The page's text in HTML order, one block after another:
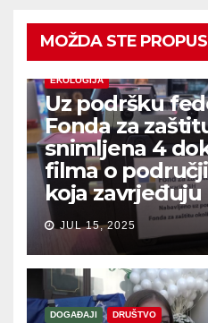
MOŽDA STE
EKOLOGIJA
Uz podršku
Fonda za
snimljena 4
filma o
koja
JUL 15, 2025
DOGAĐAJI DRUŠTVO